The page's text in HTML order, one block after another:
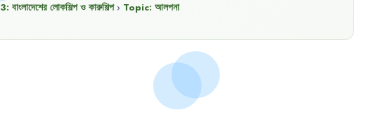
3: বাংলাদেশের লোকশিল্প ও কারুশিল্প › Topic: আলপনা